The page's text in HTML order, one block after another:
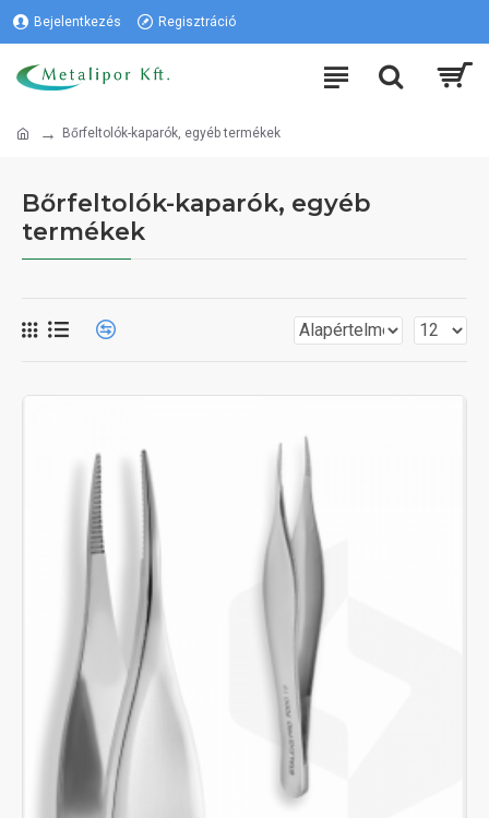
Bejelentkezés Regisztráció
Bőrfeltolók-kaparók, egyéb termékek
Bőrfeltolók-kaparók, egyéb
termékek